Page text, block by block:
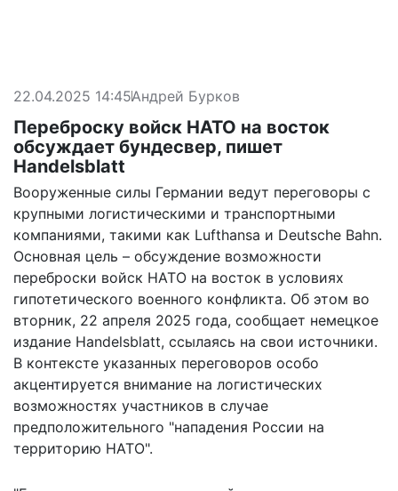
22.04.2025 14:45Андрей Бурков
Переброску войск НАТО на восток
обсуждает бундесвер, пишет
Handelsblatt
Вооруженные силы Германии ведут переговоры с
крупными логистическими и транспортными
компаниями, такими как Lufthansa и Deutsche Bahn.
Основная цель – обсуждение возможности
переброски войск НАТО на восток в условиях
гипотетического военного конфликта. Об этом во
вторник, 22 апреля 2025 года, сообщает немецкое
издание Handelsblatt, ссылаясь на свои источники.
В контексте указанных переговоров особо
акцентируется внимание на логистических
возможностях участников в случае
предположительного "нападения России на
территорию НАТО".